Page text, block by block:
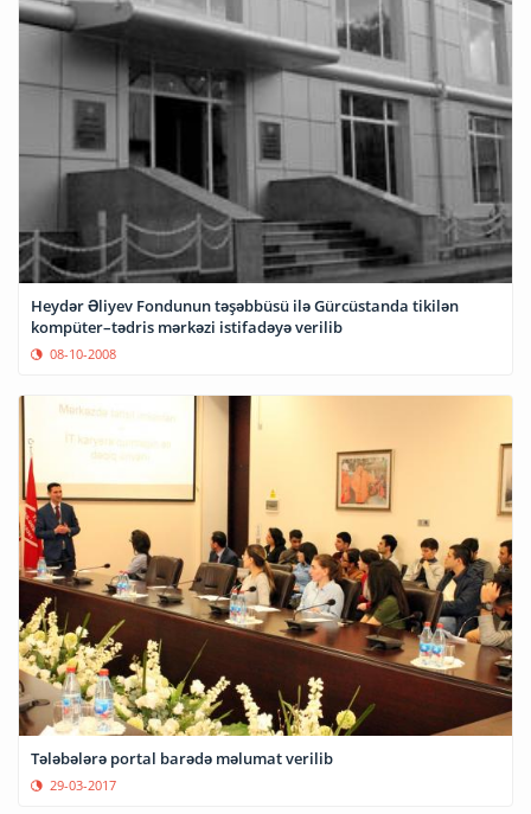
Heydər Əliyev Fondunun təşəbbüsü ilə Gürcüstanda tikilən
kompüter–tədris mərkəzi istifadəyə verilib
08-10-2008
Tələbələrə portal barədə məlumat verilib
29-03-2017